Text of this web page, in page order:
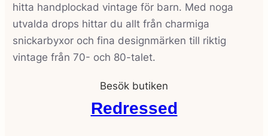
hitta handplockad vintage för barn. Med noga
utvalda drops hittar du allt från charmiga
snickarbyxor och fina designmärken till riktig
vintage från 70- och 80-talet.
Besök butiken
Redressed